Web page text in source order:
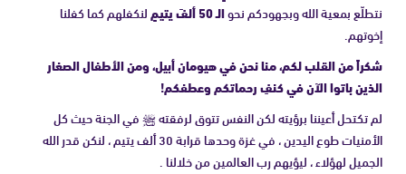
نتطلّع بمعية الله وبجهودكم نحوالـ 50 ألفَ يتيمٍ
لنكفلهم كما كفلنا
إخوتهم.
شكراً من القلب لكم، منا نحن في هيومان أبيل، ومن الأطفال الصغار
الذين باتوا الآن في كنفِ رحماتكم وعطفكم!
لم تكتحل أعيننا برؤيته لكن النفس تتوق لرفقته ﷺ في الجنة حيث كل
الأمنيات طوع اليدين ، في غزة وحدها قرابة 30 ألف يتيم ، لنكن قدر الله
الجميل لهؤلاء ، ليؤيهم رب العالمين من خلالنا .